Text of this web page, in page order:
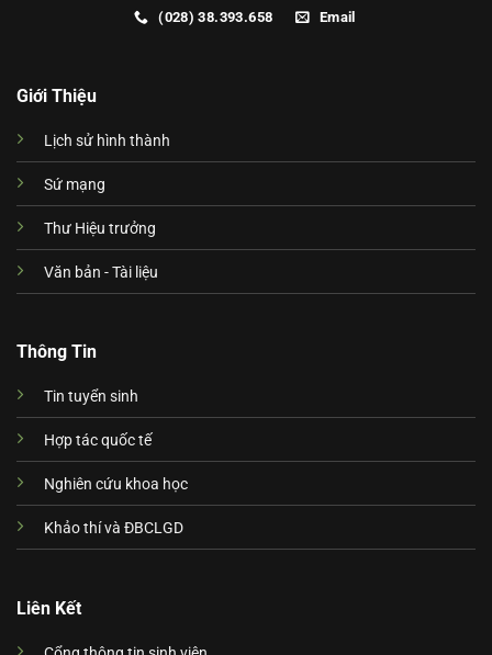
(028) 38.393.658 Email
Giới Thiệu
Lịch sử hình thành
Sứ mạng
Thư Hiệu trưởng
Văn bản - Tài liệu
Thông Tin
Tin tuyển sinh
Hợp tác quốc tế
Nghiên cứu khoa học
Khảo thí và ĐBCLGD
Liên Kết